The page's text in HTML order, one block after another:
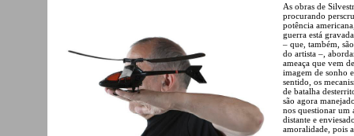
As obras de
procurando
potência
guerra está
– que, também,
do artista –,
ameaça que vem
imagem de sonho
sentido, os
de batalha
são agora
nos questionar um
distante e
amoralidade, pois